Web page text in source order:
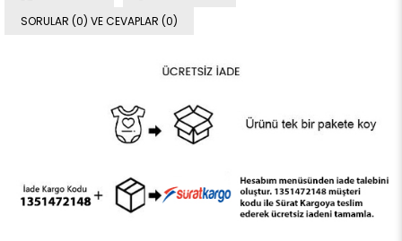
SORULAR (0) VE CEVAPLAR (0)